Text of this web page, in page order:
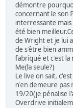
démontre
concernant le son
interressante
été bien
de Wright et je lui
de s'être bien
fabriqué et c'est la
Me(la seule?)
Le live on sait,
n'en demeure pas
19/20(je pénalise
Overdrive